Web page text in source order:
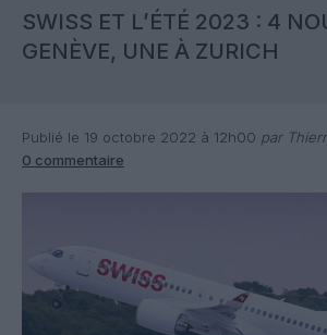
SWISS ET L’ÉTÉ 2023 : 4
GENÈVE, UNE À ZURICH
Publié le 19 octobre 2022 à 12h00 par
0 commentaire